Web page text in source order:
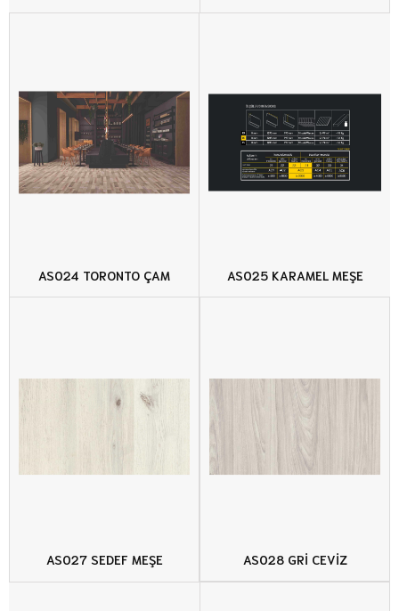
AS024 TORONTO ÇAM AS025 KARAMEL MEŞE
AS027 SEDEF MEŞE AS028 GRİ CEVİZ